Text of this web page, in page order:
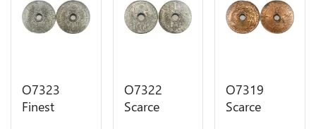
O7323
Finest
O7322
Scarce
O7319
Scarce